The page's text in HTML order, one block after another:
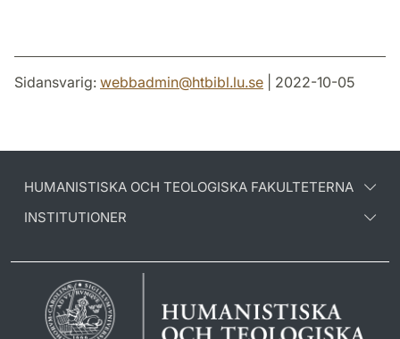
Sidansvarig: webbadmin@htbibl.lu.se | 2022-10-05
HUMANISTISKA OCH TEOLOGISKA FAKULTETERNA
INSTITUTIONER